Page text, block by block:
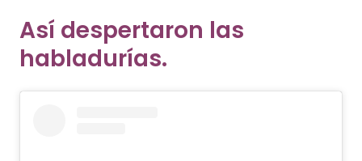
Así despertaron las
habladurías.